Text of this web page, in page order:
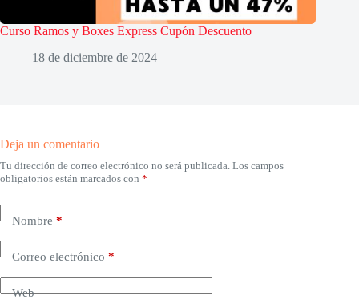
Curso Ramos y Boxes Express Cupón Descuento
18 de diciembre de 2024
Deja un comentario
Tu dirección de correo electrónico no será publicada. Los campos
obligatorios están marcados con *
Nombre*
Correo electrónico*
Web